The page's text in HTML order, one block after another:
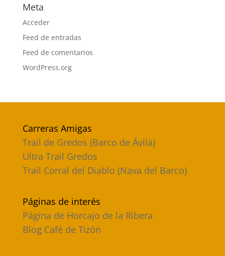
Meta
Acceder
Feed de entradas
Feed de comentarios
WordPress.org
Carreras Amigas
Trail de Gredos (Barco de Ávila)
Ultra Trail Gredos
Trail Corral del Diablo (Nava del Barco)
Páginas de interés
Página de Horcajo de la Ribera
Blog Café de Tizón